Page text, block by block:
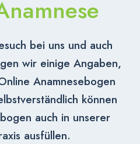
bei uns und auch
wir einige Angaben,
Anamnesebogen
können
auch in unserer
ausfüllen.